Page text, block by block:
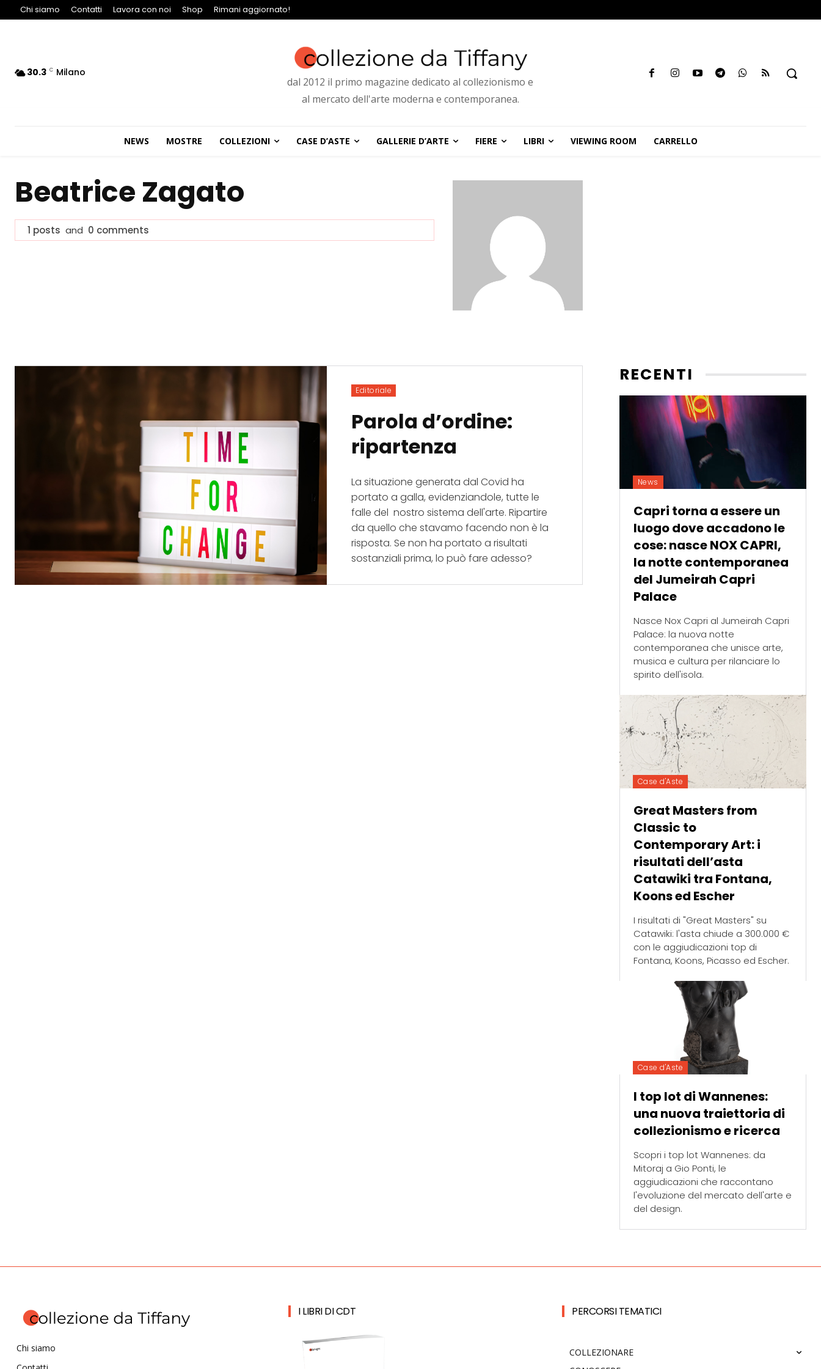
Chi siamo Contatti Lavora con noi Shop Rimani aggiornato!
30.3 C Milano
dal 2012 il primo magazine dedicato al collezionismo e
al mercato dell'arte moderna e contemporanea.
NEWS MOSTRE COLLEZIONI CASE D’ASTE GALLERIE D’ARTE FIERE LIBRI VIEWING ROOM CARRELLO
Beatrice Zagato
1 posts and 0 comments
Editoriale
Parola d’ordine:
ripartenza
La situazione generata dal Covid ha
portato a galla, evidenziandole, tutte le
falle del nostro sistema dell'arte. Ripartire
da quello che stavamo facendo non è la
risposta. Se non ha portato a risultati
sostanziali prima, lo può fare adesso?
RECENTI
News
Capri torna a essere un
luogo dove accadono le
cose: nasce NOX CAPRI,
la notte contemporanea
del Jumeirah Capri
Palace
Nasce Nox Capri al Jumeirah Capri
Palace: la nuova notte
contemporanea che unisce arte,
musica e cultura per rilanciare lo
spirito dell'isola.
Case d'Aste
Great Masters from
Classic to
Contemporary Art: i
risultati dell’asta
Catawiki tra Fontana,
Koons ed Escher
I risultati di "Great Masters" su
Catawiki: l'asta chiude a 300.000 €
con le aggiudicazioni top di
Fontana, Koons, Picasso ed Escher.
Case d'Aste
I top lot di Wannenes:
una nuova traiettoria di
collezionismo e ricerca
Scopri i top lot Wannenes: da
Mitoraj a Gio Ponti, le
aggiudicazioni che raccontano
l'evoluzione del mercato dell'arte e
del design.
Chi siamo
I LIBRI DI CDT PERCORSI TEMATICI
COLLEZIONARE